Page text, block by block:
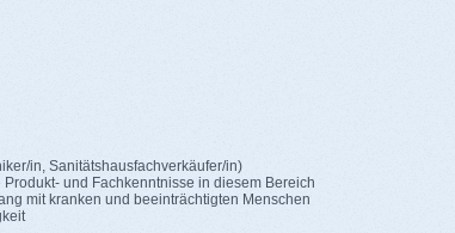
in, Sanitätshausfachverkäufer/in)
und Fachkenntnisse in diesem Bereich
mit kranken und beeinträchtigten Menschen